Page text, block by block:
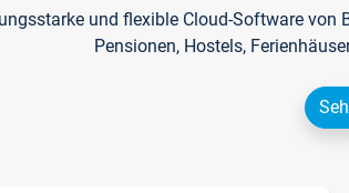
und flexible Cloud-Software von
Pensionen, Hostels,